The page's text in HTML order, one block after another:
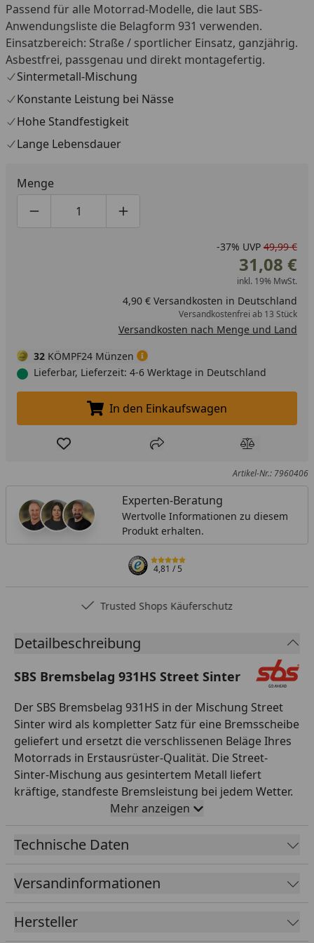
Passend für alle Motorrad-Modelle, die laut SBS-
Anwendungsliste die Belagform 931 verwenden.
Einsatzbereich: Straße / sportlicher Einsatz, ganzjährig.
Asbestfrei, passgenau und direkt montagefertig.
Sintermetall-Mischung
Konstante Leistung bei Nässe
Hohe Standfestigkeit
Lange Lebensdauer
Menge
Produktmenge um eins verringern
Produktmenge manuell eingeben
Produktmenge um eins erhöhen
-37% UVP 49,99 €
31,08 €
inkl. 19% MwSt.
4,90 € Versandkosten in Deutschland
Versandkostenfrei ab 13 Stück
Versandkosten nach Menge und Land
32 KÖMPF24 Münzen
Lieferbar, Lieferzeit: 4-6 Werktage in Deutschland
In den Einkaufswagen legen
In den Einkaufswagen
Produkt zur Wunschliste hinzufügen
Teilen Produkt
Artikel-Nr.: 7960406
Experten-Beratung
Wertvolle Informationen zu diesem
Produkt erhalten.
4,81/ 5
Trusted Shops Käuferschutz
Detailbeschreibung
SBS Bremsbelag 931HS Street Sinter
Der SBS Bremsbelag 931HS in der Mischung Street
Sinter wird als kompletter Satz für eine Bremsscheibe
geliefert und ersetzt die verschlissenen Beläge Ihres
Motorrads in Erstausrüster-Qualität. Die Street-
Sinter-Mischung aus gesintertem Metall liefert
kräftige, standfeste Bremsleistung bei jedem Wetter.
Sintermetall-Beläge punkten mit konstantem
Reibwert auch bei Nässe und hohen Temperaturen,
langer Lebensdauer und hoher Belastbarkeit – ideal
Alle SBS Bremsbeläge werden asbestfrei gefertigt,
durchlaufen eine strenge Qualitätskontrolle und sind
passgenaue Montage ohne Nacharbeit. SBS aus
Mehr anzeigen
Technische Daten
Versandinformationen
Hersteller